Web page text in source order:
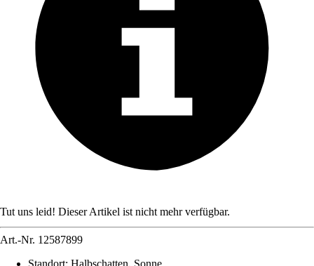
Tut uns leid! Dieser Artikel ist nicht mehr verfügbar.
Art.-Nr. 12587899
Standort: Halbschatten, Sonne